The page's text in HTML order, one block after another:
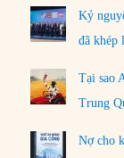
Kỷ
đã khép
Tại sao
Trung
Nợ cho